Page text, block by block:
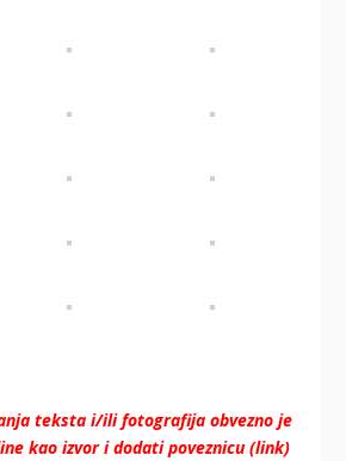
teksta i/ili fotografija obvezno je
kao izvor i dodati poveznicu (link)